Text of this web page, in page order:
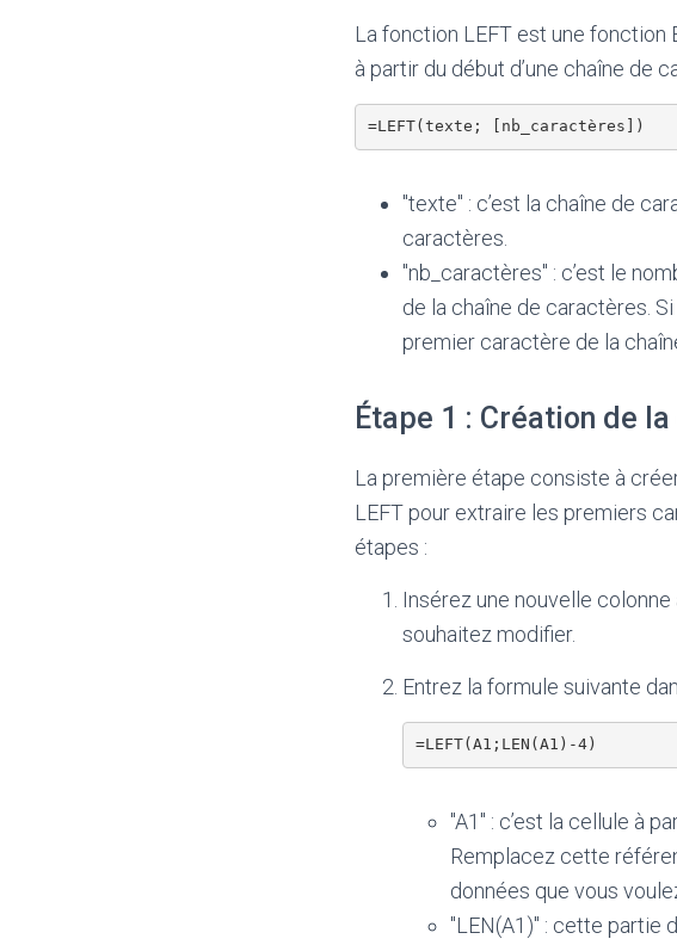
La fonction LEFT est une
à partir du début d’une chaîne de
=LEFT(texte; [nb_caractères])
"texte" : c’est la chaîne de
caractères.
"nb_caractères" : c’est le
de la chaîne de caractères.
premier caractère de la
Étape 1 : Création de
La première étape consiste à
LEFT pour extraire les premiers
étapes :
Insérez une nouvelle
souhaitez modifier.
Entrez la formule suivante
=LEFT(A1;LEN(A1)-4)
"A1" : c’est la cellule à
Remplacez cette
données que vous
"LEN(A1)" : cette partie